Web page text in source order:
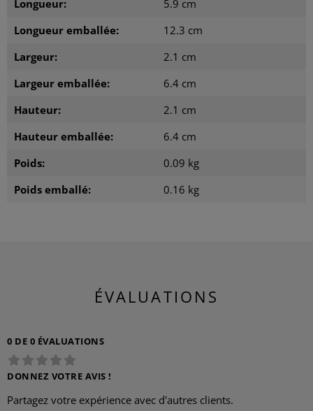
Longueur:
5.9 cm
Longueur emballée:
12.3 cm
Largeur:
2.1 cm
Largeur emballée:
6.4 cm
Hauteur:
2.1 cm
Hauteur emballée:
6.4 cm
Poids:
0.09 kg
Poids emballé:
0.16 kg
ÉVALUATIONS
0 DE 0 ÉVALUATIONS
DONNEZ VOTRE AVIS !
Partagez votre expérience avec d'autres clients.